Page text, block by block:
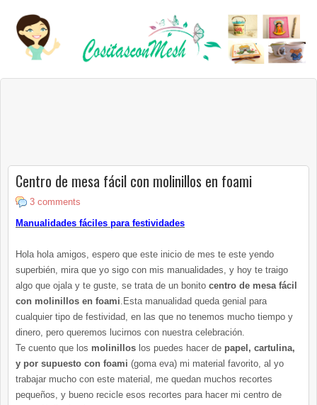
Centro de mesa fácil con molinillos en foami
3 comments
Manualidades fáciles para festividades
Hola hola amigos, espero que este inicio de mes te este yendo
superbién, mira que yo sigo con mis manualidades, y hoy te traigo
algo que ojala y te guste, se trata de un bonito centro de mesa fácil
con molinillos en foami .Esta manualidad queda genial para
cualquier tipo de festividad, en las que no tenemos mucho tiempo y
dinero, pero queremos lucirnos con nuestra celebración.
Te cuento que los molinillos los puedes hacer de papel, cartulina,
y por supuesto con foami (goma eva) mi material favorito, al yo
trabajar mucho con este material, me quedan muchos recortes
pequeños, y bueno recicle esos recortes para hacer mi centro de